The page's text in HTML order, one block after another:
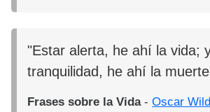
"Estar alerta, he ahí la vida;
tranquilidad, he ahí la
Frases sobre la Vida-Oscar